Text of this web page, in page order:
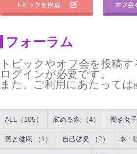
フォーラム
トピックやオフ会を投稿
ログインが必要です。
また、ご利用にあたっては
ALL（105） 悩める森 （4） 働き女
美と健康 （1） 自己啓発 （2） 本・